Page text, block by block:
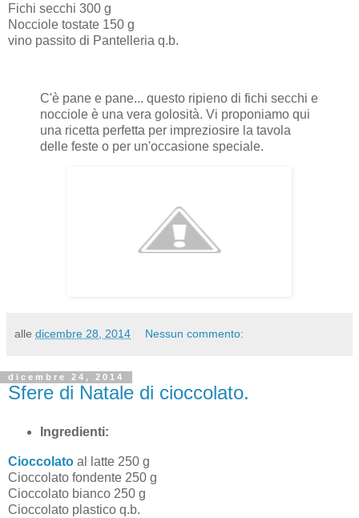
Fichi secchi 300 g
Nocciole tostate 150 g
vino passito di Pantelleria q.b.
C'è pane e pane... questo ripieno di fichi secchi e
nocciole è una vera golosità. Vi proponiamo qui
una ricetta perfetta per impreziosire la tavola
delle feste o per un'occasione speciale.
alle dicembre 28, 2014 Nessun commento:
dicembre 24, 2014
Sfere di Natale di cioccolato.
Ingredienti:
Cioccolato al latte 250 g
Cioccolato fondente 250 g
Cioccolato bianco 250 g
Cioccolato plastico q.b.